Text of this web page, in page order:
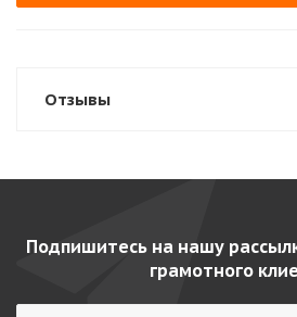
Отзывы
Подпишитесь на нашу
грамотного